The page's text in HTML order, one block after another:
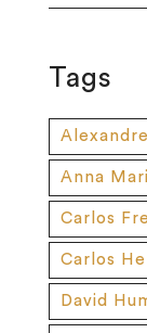
Tags
Anna
Carlos
Carlos
David